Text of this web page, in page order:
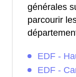
générales
parcourir
EDF -
EDF -